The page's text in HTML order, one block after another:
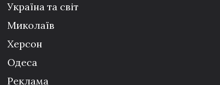
Україна та світ
Миколаїв
Херсон
Одеса
Реклама